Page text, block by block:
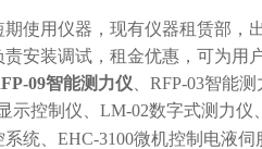
使用仪器，现有仪器租赁部，
安装调试，租金优惠，可为用
09智能测力仪 、RFP-03智能
示控制仪、LM-02数字式测力仪
统、EHC-3100微机控制电液